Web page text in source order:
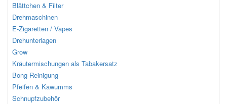
Blättchen & Filter
Drehmaschinen
E-Zigaretten / Vapes
Drehunterlagen
Grow
Kräutermischungen als Tabakersatz
Bong Reinigung
Pfeifen & Kawumms
Schnupfzubehör